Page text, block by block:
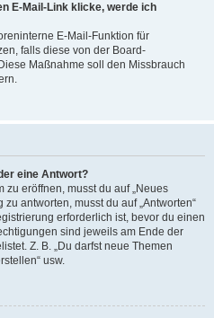
E-Mail-Link klicke, werde ich
E-Mail-Funktion für
falls diese von der Board-
Maßnahme soll den Missbrauch
eine Antwort?
zu eröffnen, musst du auf „Neues
antworten, musst du auf „Antworten“
erforderlich ist, bevor du einen
sind jeweils am Ende der
Z. B. „Du darfst neue Themen
usw.